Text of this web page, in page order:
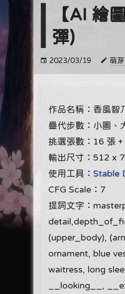
【AI 繪
彈)
2023/03/19 萌
作品名稱：香風智
疊代步數：小圖、
挑選張數：16 張
輸出尺寸：512 x
使用工具： Stable
CFG Scale：7
提詞文字：
(upper_body),
ornament, blue
waitress, long
__looking__,